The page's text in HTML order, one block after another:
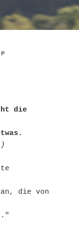
die
die von